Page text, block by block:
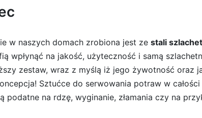
w naszych domach zrobiona jest ze stali
wpłynąć na jakość, użyteczność i samą
zestaw, wraz z myślą iż jego żywotność oraz
Sztućce do serwowania potraw w
na rdzę, wyginanie, złamania czy na